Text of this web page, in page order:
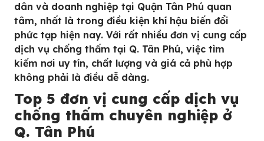
dân và doanh nghiệp tại Quận Tân Phú quan
tâm, nhất là trong điều kiện khí hậu biến đổi
phức tạp hiện nay. Với rất nhiều đơn vị cung cấp
dịch vụ chống thấm tại Q. Tân Phú, việc tìm
kiếm nơi uy tín, chất lượng và giá cả phù hợp
không phải là điều dễ dàng.
Top 5 đơn vị cung cấp dịch vụ
chống thấm chuyên nghiệp ở
Q. Tân Phú